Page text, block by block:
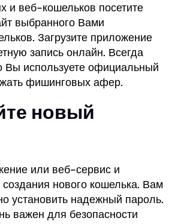
и веб-кошельков посетите
выбранного Вами
Загрузите приложение
запись онлайн. Всегда
Вы используете официальный
фишинговых афер.
новый
или веб-сервис и
нового кошелька. Вам
установить надежный пароль.
важен для безопасности